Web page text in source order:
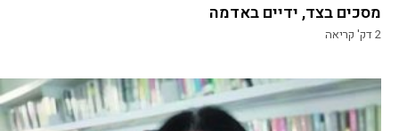
מסכים בצד, ידיים באדמה
2דק' קריאה